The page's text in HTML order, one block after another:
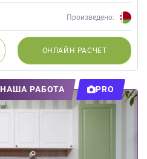
Белый верх темный низ
Произведено:
ОНЛАЙН РАСЧЕТ
НАША РАБОТА PRO